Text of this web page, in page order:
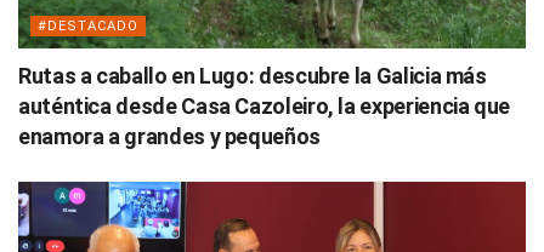
#DESTACADO
Rutas a caballo en Lugo: descubre la Galicia más
auténtica desde Casa Cazoleiro, la experiencia que
enamora a grandes y pequeños